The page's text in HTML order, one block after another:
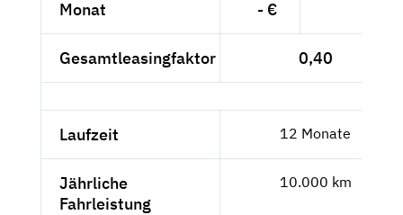
Monat
- €
Gesamtleasingfaktor 0,40
Laufzeit 12 Monate
Jährliche
Fahrleistung
10.000 km